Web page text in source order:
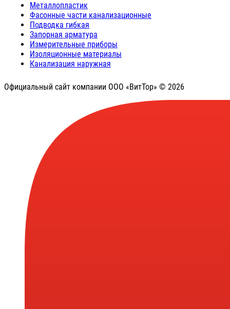
Металлопластик
Фасонные части канализационные
Подводка гибкая
Запорная арматура
Измерительные приборы
Изоляционные материалы
Канализация наружная
Официальный сайт компании ООО «ВитТор» © 2026